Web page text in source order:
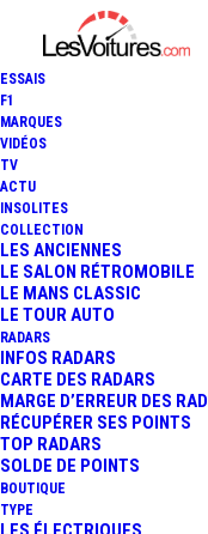
ESSAIS
F1
MARQUES
VIDÉOS
TV
ACTU
INSOLITES
COLLECTION
LES ANCIENNES
LE SALON RÉTROMOBILE
LE MANS CLASSIC
LE TOUR AUTO
RADARS
INFOS RADARS
CARTE DES RADARS
MARGE D’ERREUR DES
RÉCUPÉRER SES POINTS
TOP RADARS
SOLDE DE POINTS
BOUTIQUE
TYPE
TOUR
MALO :
LE
2